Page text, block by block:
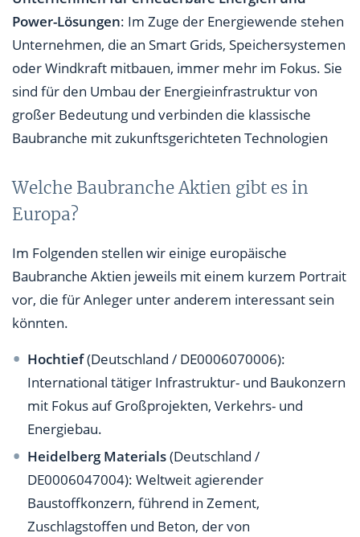
Power-Lösungen: Im Zuge der Energiewende stehen
Unternehmen, die an Smart Grids, Speichersystemen
oder Windkraft mitbauen, immer mehr im Fokus. Sie
sind für den Umbau der Energieinfrastruktur von
großer Bedeutung und verbinden die klassische
Baubranche mit zukunftsgerichteten Technologien
Welche Baubranche Aktien gibt es in
Europa?
Im Folgenden stellen wir einige europäische
Baubranche Aktien jeweils mit einem kurzem Portrait
vor, die für Anleger unter anderem interessant sein
könnten.
Hochtief(Deutschland / DE0006070006):
International tätiger Infrastruktur- und Baukonzern
mit Fokus auf Großprojekten, Verkehrs- und
Energiebau.
Heidelberg Materials(Deutschland /
DE0006047004): Weltweit agierender
Baustoffkonzern, führend in Zement,
Zuschlagstoffen und Beton, der von